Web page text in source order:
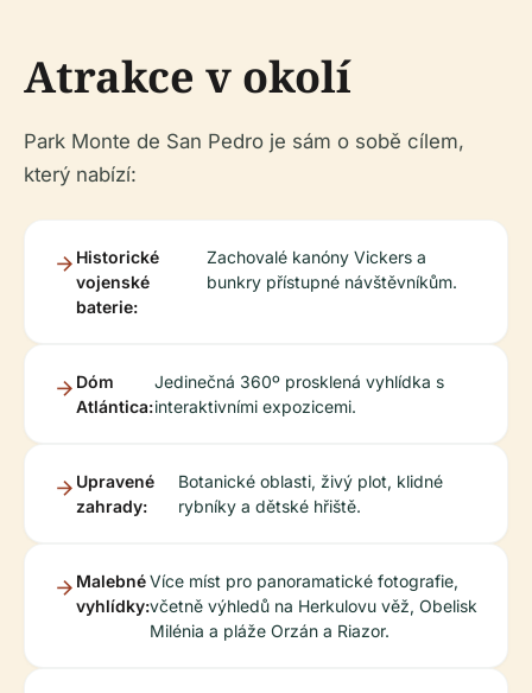
Atrakce v okolí
Park Monte de San Pedro je sám o sobě cílem,
který nabízí:
Historické
vojenské
baterie:
Zachovalé kanóny Vickers a
bunkry přístupné návštěvníkům.
Dóm
Atlántica:
Jedinečná 360º prosklená vyhlídka s
interaktivními expozicemi.
Upravené
zahrady:
Botanické oblasti, živý plot, klidné
rybníky a dětské hřiště.
Malebné
vyhlídky:
Více míst pro panoramatické fotografie,
včetně výhledů na Herkulovu věž, Obelisk
Milénia a pláže Orzán a Riazor.